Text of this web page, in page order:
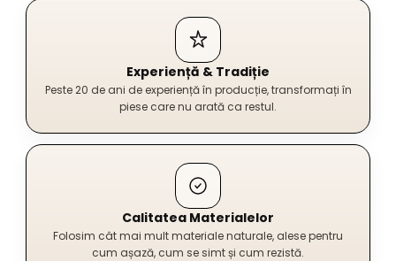
Experiență & Tradiție
Peste 20 de ani de experiență în producție, transformați în
piese care nu arată ca restul.
Calitatea Materialelor
Folosim cât mai mult materiale naturale, alese pentru
cum așază, cum se simt și cum rezistă.